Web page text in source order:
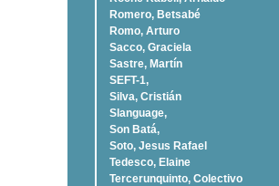
Romero, Betsabé
Romo, Arturo
Sacco, Graciela
Sastre, Martí­n
SEFT-1,
Silva, Cristián
Slanguage,
Son Batá,
Soto, Jesus Rafael
Tedesco, Elaine
Tercerunquinto, Colectivo